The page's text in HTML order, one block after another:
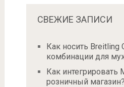
СВЕЖИЕ ЗАПИСИ
Как носить Breitling
комбинации для
Как интегрировать
розничный магазин?